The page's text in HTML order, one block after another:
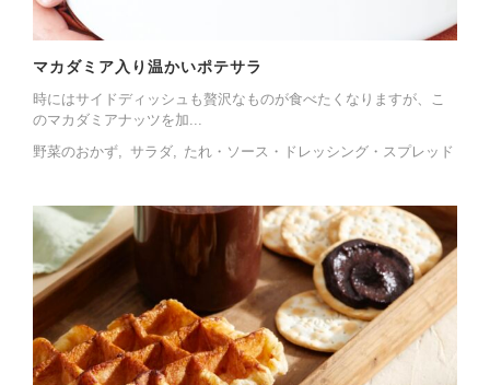
マカダミア入り温かいポテサラ
時にはサイドディッシュも贅沢なものが食べたくなりますが、こ
のマカダミアナッツを加...
野菜のおかず
サラダ たれ・ソース・ドレッシング・スプレッド